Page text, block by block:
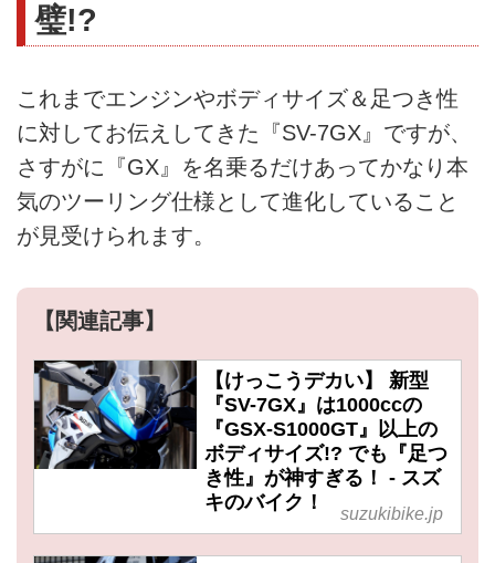
璧!?
これまでエンジンやボディサイズ＆足つき性
に対してお伝えしてきた『SV-7GX』ですが、
さすがに『GX』を名乗るだけあってかなり本
気のツーリング仕様として進化していること
が見受けられます。
【関連記事】
【けっこうデカい】 新型
『SV-7GX』は1000ccの
『GSX-S1000GT』以上の
ボディサイズ!? でも『足つ
き性』が神すぎる！ - スズ
キのバイク！
suzukibike.jp